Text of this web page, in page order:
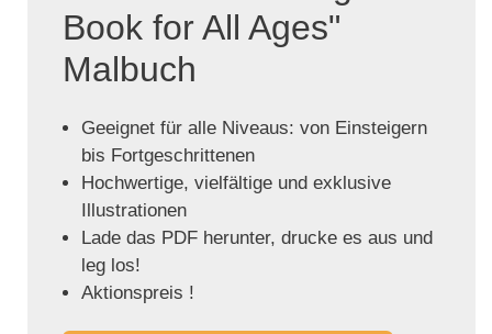
Book for All Ages"
Malbuch
Geeignet für alle Niveaus: von Einsteigern
bis Fortgeschrittenen
Hochwertige, vielfältige und exklusive
Illustrationen
Lade das PDF herunter, drucke es aus und
leg los!
Aktionspreis !